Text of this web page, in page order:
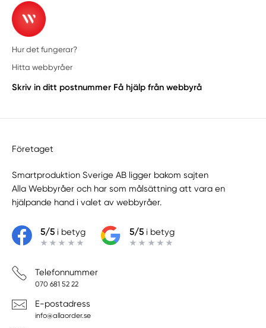
Hur det fungerar?
Hitta webbyråer
Skriv in ditt postnummer Få hjälp från webbyrå
Företaget
Smartproduktion Sverige AB ligger bakom sajten
Alla Webbyråer och har som målsättning att vara en
hjälpande hand i valet av webbyråer.
5/5i betyg 5/5i betyg
Telefonnummer
070 681 52 22
E-postadress
info@allaorder.se